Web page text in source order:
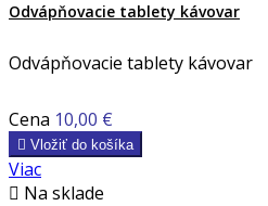
Odvápňovacie tablety kávovar
Odvápňovacie tablety kávovar
Cena 10,00 €
 Vložiť do košíka
Viac
 Na sklade